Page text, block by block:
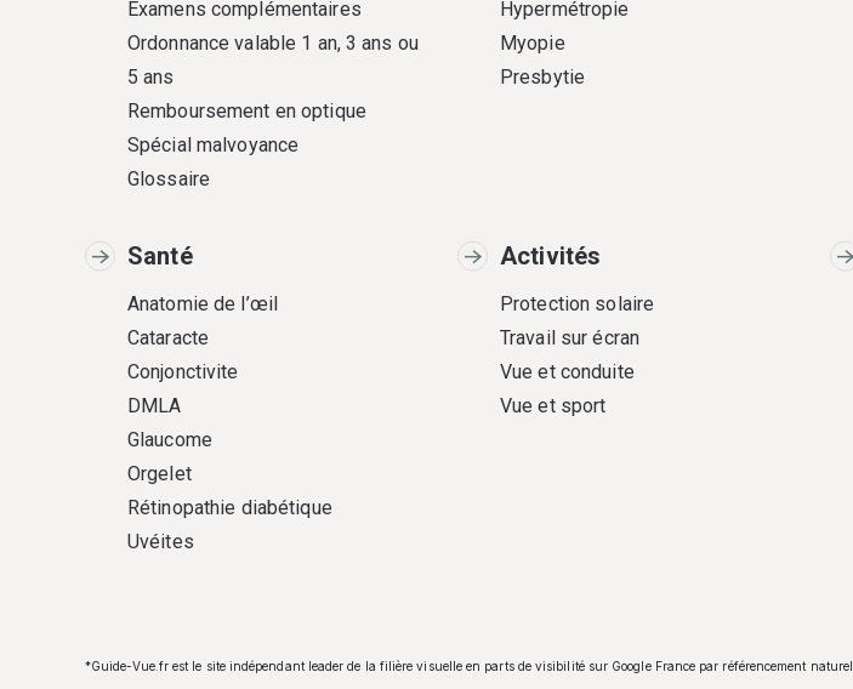
Examens complémentaires
Ordonnance valable 1 an, 3 ans ou
5 ans
Remboursement en optique
Spécial malvoyance
Glossaire
Hypermétropie
Myopie
Presbytie
Santé
Anatomie de l’œil
Cataracte
Conjonctivite
DMLA
Glaucome
Orgelet
Rétinopathie diabétique
Uvéites
Activités
Protection solaire
Travail sur écran
Vue et conduite
Vue et sport
*Guide-Vue.fr est le site indépendant leader de la filière visuelle en parts de visibilité sur Google France par référencement naturel.